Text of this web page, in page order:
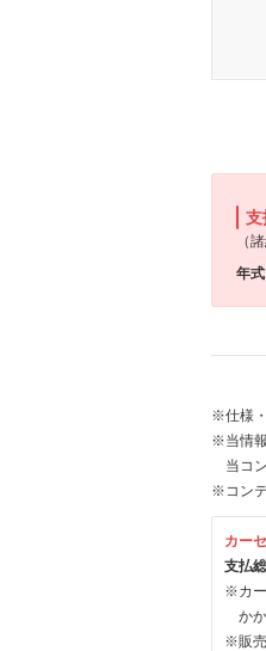
支
（
年式
※仕様
※当情
当コ
※コン
カー
支払
※カー
か
※販売